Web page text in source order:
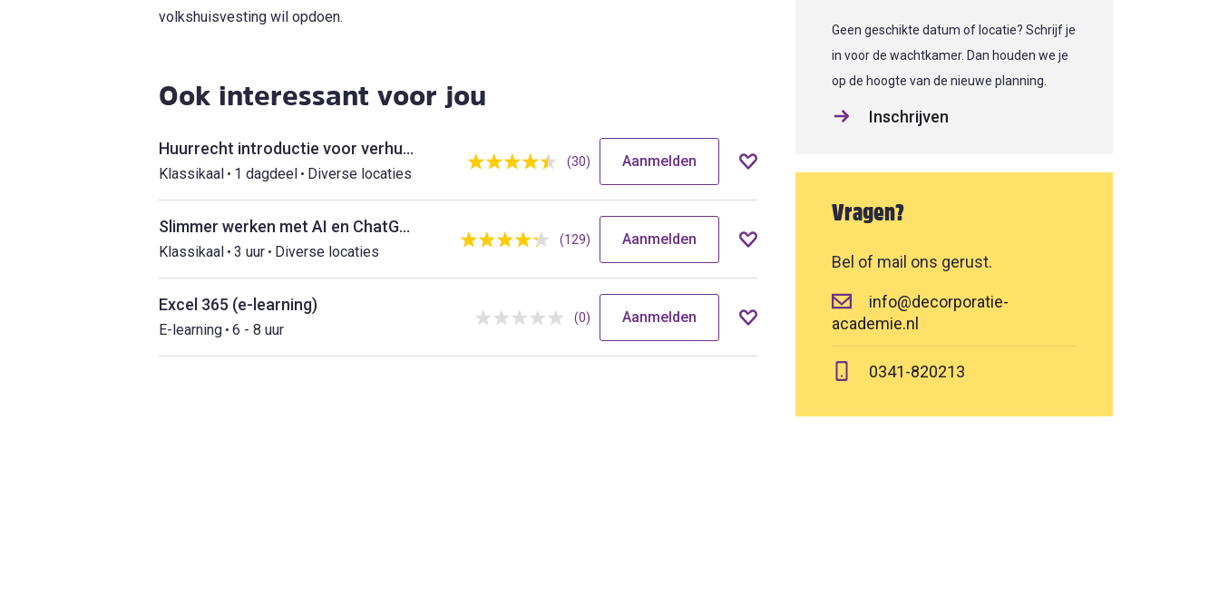
volkshuisvesting wil opdoen.
Ook interessant voor jou
Huurrecht introductie voor verhuurmedewerkers
Klassikaal 1 dagdeel Diverse locaties
(30) Aanmelden
Slimmer werken met AI en ChatGPT - De Basis
Klassikaal 3 uur Diverse locaties
(129) Aanmelden
Excel 365 (e-learning)
E-learning 6 - 8 uur
(0) Aanmelden
Geen geschikte datum of locatie? Schrijf je
in voor de wachtkamer. Dan houden we je
op de hoogte van de nieuwe planning.
Inschrijven
Vragen?
Bel of mail ons gerust.
info@decorporatie-
academie.nl
0341-820213